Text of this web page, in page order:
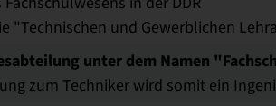
"Technischen und Gewerblichen
unter dem Namen
zum Techniker wird somit ein